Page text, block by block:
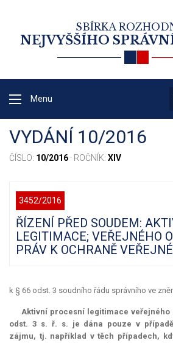
SBÍRKA
NEJVYŠŠÍHO
Menu
VYDÁNÍ 10/2016
ČÍSLO: 10/2016 · ROČNÍK: XIV
3452/2016
ŘÍZENÍ PŘED SOUDEM:
LEGITIMACE; VEŘEJNÉHO
PRÁV K OCHRANĚ
k § 66 odst. 3 soudního řádu správního ve
Aktivní procesní legitimace
odst. 3 s. ř. s. je dána pouze v
zájmu, tj. například v těch případech,